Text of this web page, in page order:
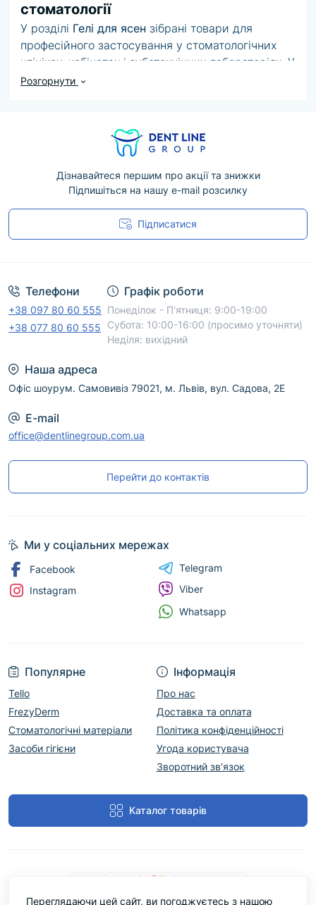
стоматології
У розділі Гелі для ясен зібрані товари для
професійного застосування у стоматологічних
клініках, кабінетах і зуботехнічних лабораторіях. У
категорії доступно товарів:
Під час вибору звертайте увагу на призначення,
сумісність, технічні параметри, матеріал
виготовлення та рекомендації виробника. Для
медичних виробів і витратних матеріалів
важливо також враховувати умови зберігання,
строк придатності та інструкцію із застосування.
доставку по Україні. Скористайтеся фільтрами та
сортуванням, щоб швидше знайти потрібний
товар.
Розгорнути
Дізнавайтеся першим про акції та знижки
Підпишіться на нашу e-mail розсилку
Підписатися
Телефони
+38 097 80 60 555
+38 077 80 60 555
Графік роботи
Понеділок - П'ятниця: 9:00-19:00
Субота: 10:00-16:00 (просимо уточняти)
Неділя: вихідний
Наша адреса
Офіс шоурум. Самовивіз 79021, м. Львів, вул. Садова, 2Е
E-mail
office@dentlinegroup.com.ua
Перейти до контактів
Популярне
Tello
FrezyDerm
Стоматологічні матеріали
Засоби гігієни
Інформація
Про нас
Доставка та оплата
Політика конфіденційності
Угода користувача
Зворотний зв’язок
Каталог товарів
Ми у соціальних мережах
Facebook
Instagram
Telegram
Viber
Whatsapp
Переглядаючи цей сайт, ви погоджуєтесь з нашою